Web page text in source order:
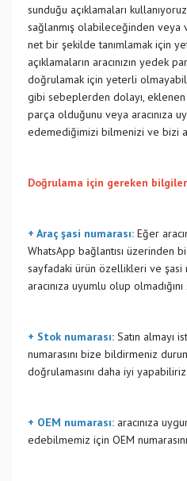
sunduğu açıklamaları
sağlanmış olabileceğinden veya
net bir şekilde tanımlamak için
açıklamaların aracınızın yedek
doğrulamak için yeterli
gibi sebeplerden dolayı, eklenen
parça olduğunu veya aracınıza
edemediğimizi bilmenizi ve bizi
Doğrulama için gereken
+ Araç şasi numarası: Eğer
WhatsApp bağlantısı üzerinden
sayfadaki ürün özellikleri ve şasi
aracınıza uyumlu olup
+ Stok numarası: Satın almayı
numarasını bize bildirmeniz
doğrulamasını daha iyi yapabiliriz.
+ OEM numarası: aracınıza
edebilmemiz için OEM